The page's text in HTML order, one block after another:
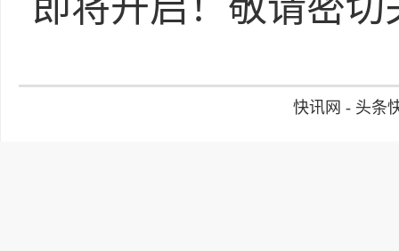
快讯网 - 头条